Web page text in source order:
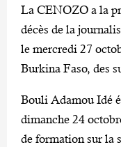
La CENOZO a la
décès de la
le mercredi 27
Burkina Faso, des
Bouli Adamou Idé
dimanche 24
de formation sur la